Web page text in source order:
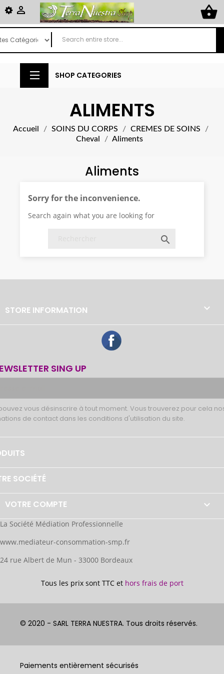
shopping_basket

SHOP CATEGORIES
ALIMENTS
Accueil SOINS DU CORPS
CREMES DE SOINS
Cheval
Aliments
Aliments
Sorry for the inconvenience.
Search again what you are looking for

STORE INFORMATION 
SING UP
vous désinscrire à tout moment. Vous trouverez pour cela
de contact dans les conditions d'utilisation du site.
SOCIÉTÉ
VOTRE COMPTE 
La Société Médiation Professionnelle
www.mediateur-consommation-smp.fr
24 rue Albert de Mun - 33000 Bordeaux
Tous les prix sont TTC et hors frais de port
© 2020 - SARL TERRA NUESTRA. Tous droits réservés.
Paiements entièrement sécurisés